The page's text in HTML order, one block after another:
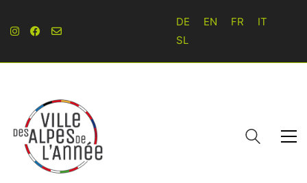
DE EN FR
IT
SL